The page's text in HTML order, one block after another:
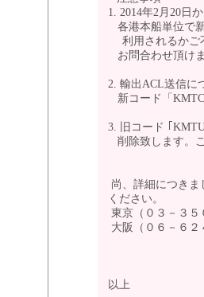
1. 2014年2月20日
各港本船単位で
利用されるかご
お問合わせ頂け
2. 輸出ACL送信に
新コード「
3. 旧コード ｢
削除致します。
尚、詳細につき
ください。
東京（０３－３５
大阪（０６－６
以上